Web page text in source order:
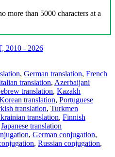
more than 5000 characters at a
2010 - 2026
, German translation, French
translation, Azerbaijani
translation, Kazakh
translation, Portuguese
translation, Turkmen
translation, Finnish
Japanese translation
, German conjugation,
, Russian conjugation,